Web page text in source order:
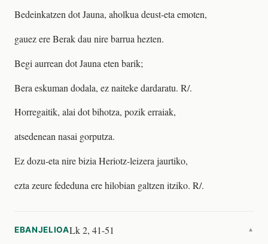
Bedeinkatzen dot Jauna, aholkua deust-eta emoten,
gauez ere Berak dau nire barrua hezten.
Begi aurrean dot Jauna eten barik;
Bera eskuman dodala, ez naiteke dardaratu. R/.
Horregaitik, alai dot bihotza, pozik erraiak,
atsedenean nasai gorputza.
Ez dozu-eta nire bizia Heriotz-leizera jaurtiko,
ezta zeure fededuna ere hilobian galtzen itziko. R/.
EBANJELIOALk 2, 41-51 ▼